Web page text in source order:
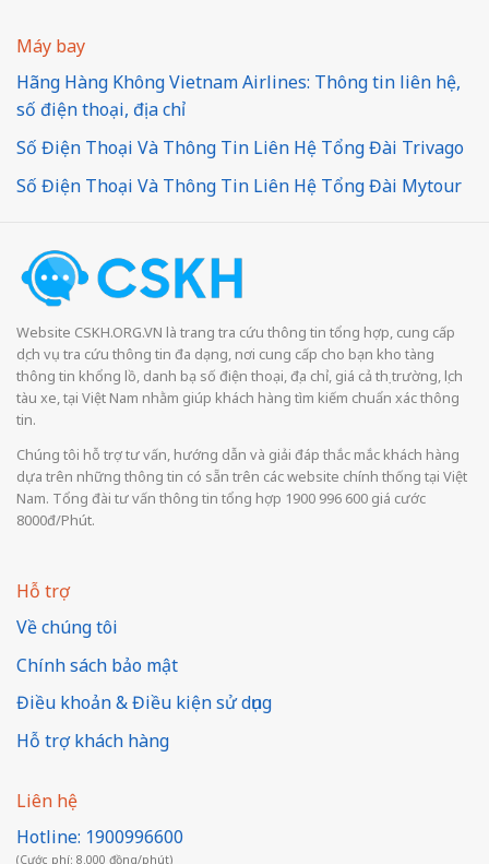
Máy bay
Hãng Hàng Không Vietnam Airlines: Thông tin liên hệ,
số điện thoại, địa chỉ
Số Điện Thoại Và Thông Tin Liên Hệ Tổng Đài Trivago
Số Điện Thoại Và Thông Tin Liên Hệ Tổng Đài Mytour
Website CSKH.ORG.VN là trang tra cứu thông tin tổng hợp, cung cấp
dịch vụ tra cứu thông tin đa dạng, nơi cung cấp cho bạn kho tàng
thông tin khổng lồ, danh bạ số điện thoại, địa chỉ, giá cả thị trường, lịch
tàu xe, tại Việt Nam nhằm giúp khách hàng tìm kiếm chuẩn xác thông
tin.
Chúng tôi hỗ trợ tư vấn, hướng dẫn và giải đáp thắc mắc khách hàng
dựa trên những thông tin có sẵn trên các website chính thống tại Việt
Nam. Tổng đài tư vấn thông tin tổng hợp 1900 996 600 giá cước
8000đ/Phút.
Hỗ trợ
Về chúng tôi
Chính sách bảo mật
Điều khoản & Điều kiện sử dụng
Hỗ trợ khách hàng
Liên hệ
Hotline: 1900996600
(Cước phí: 8.000 đồng/phút)